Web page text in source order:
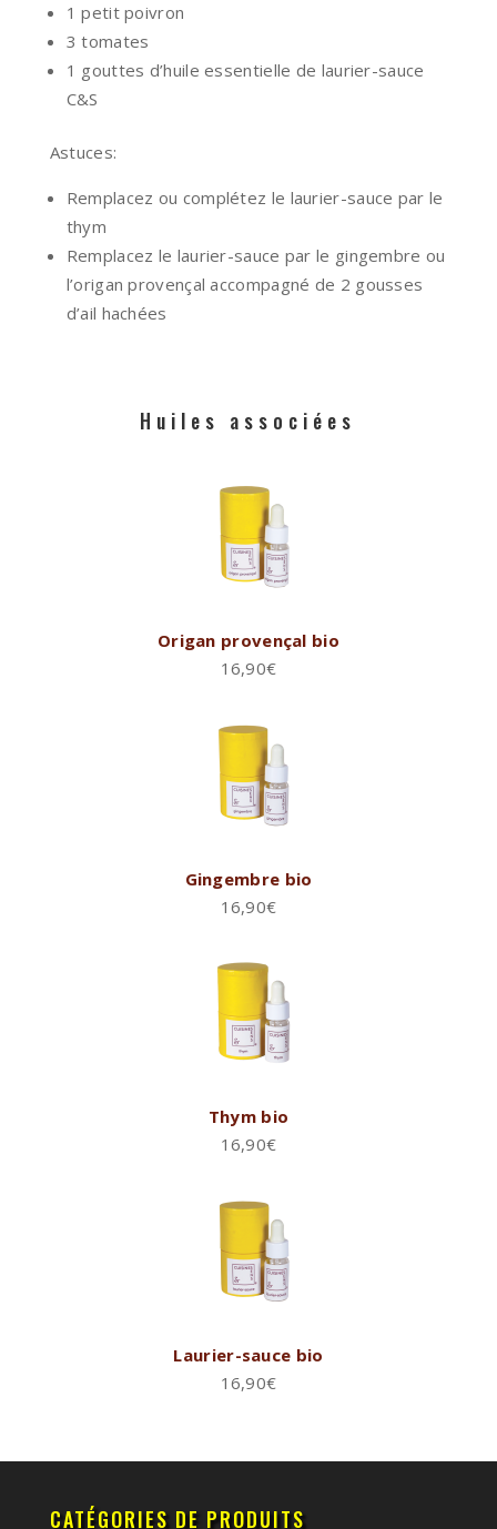
1 petit poivron
3 tomates
1 gouttes d’huile essentielle de laurier-sauce
C&S
Astuces:
Remplacez ou complétez le laurier-sauce par le
thym
Remplacez le laurier-sauce par le gingembre ou
l’origan provençal accompagné de 2 gousses
d’ail hachées
Huiles associées
Origan provençal bio
16,90€
Gingembre bio
16,90€
Thym bio
16,90€
Laurier-sauce bio
16,90€
CATÉGORIES DE PRODUITS